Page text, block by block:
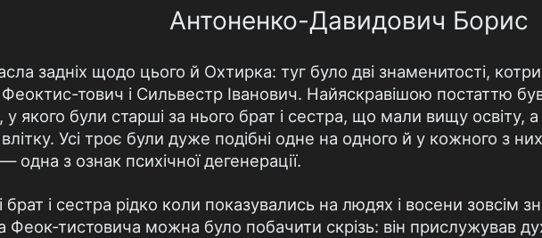
Антоненко-Давидович Борис
задніх щодо цього й Охтирка: туг було дві знаменитості,
тович і Сильвестр Іванович. Найяскравішою постаттю
якого були старші за нього брат і сестра, що мали вищу освіту,
влітку. Усі троє були дуже подібні одне на одного й у кожного з
одна з ознак психічної дегенерації.
брат і сестра рідко коли показувались на людях і восени зовсім
Феок-тистовича можна було побачити скрізь: він прислужував